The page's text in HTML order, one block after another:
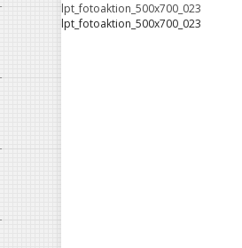
lpt_fotoaktion_500x700_023
lpt_fotoaktion_500x700_023